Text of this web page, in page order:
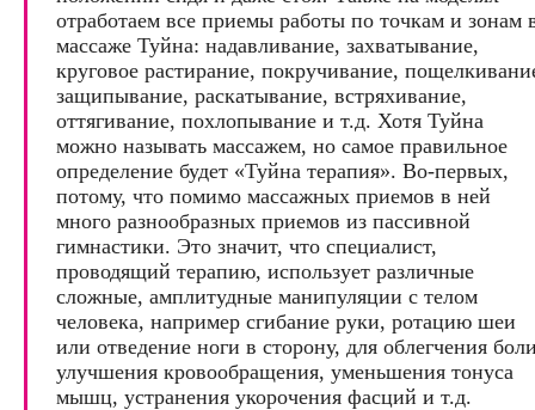
отработаем все приемы работы по точкам и зонам
массаже Туйна: надавливание, захватывание,
круговое растирание, покручивание,
защипывание, раскатывание, встряхивание,
оттягивание, похлопывание и т.д. Хотя Туйна
можно называть массажем, но самое правильное
определение будет «Туйна терапия». Во-первых,
потому, что помимо массажных приемов в ней
много разнообразных приемов из пассивной
гимнастики. Это значит, что специалист,
проводящий терапию, использует различные
сложные, амплитудные манипуляции с телом
человека, например сгибание руки, ротацию шеи
или отведение ноги в сторону, для облегчения
улучшения кровообращения, уменьшения тонуса
мышц, устранения укорочения фасций и т.д.